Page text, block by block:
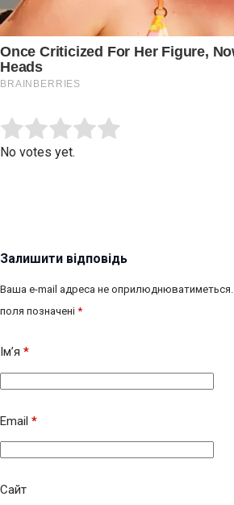
Rate this item:
No votes yet.
Залишити відповідь
Ваша e-mail адреса не оприлюднюватиметься.
поля позначені *
Ім’я *
Email *
Сайт